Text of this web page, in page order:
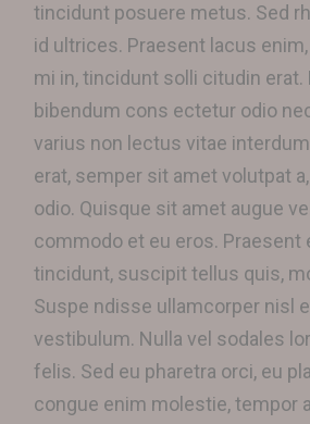
tincidunt posuere metus. Sed
id ultrices. Praesent lacus
mi in, tincidunt solli citudin erat.
bibendum cons ectetur odio
varius non lectus vitae
erat, semper sit amet volutpat
odio. Quisque sit amet augue
commodo et eu eros. Praesent
tincidunt, suscipit tellus quis,
Suspe ndisse ullamcorper nisl
vestibulum. Nulla vel sodales
felis. Sed eu pharetra orci, eu
congue enim molestie, tempor